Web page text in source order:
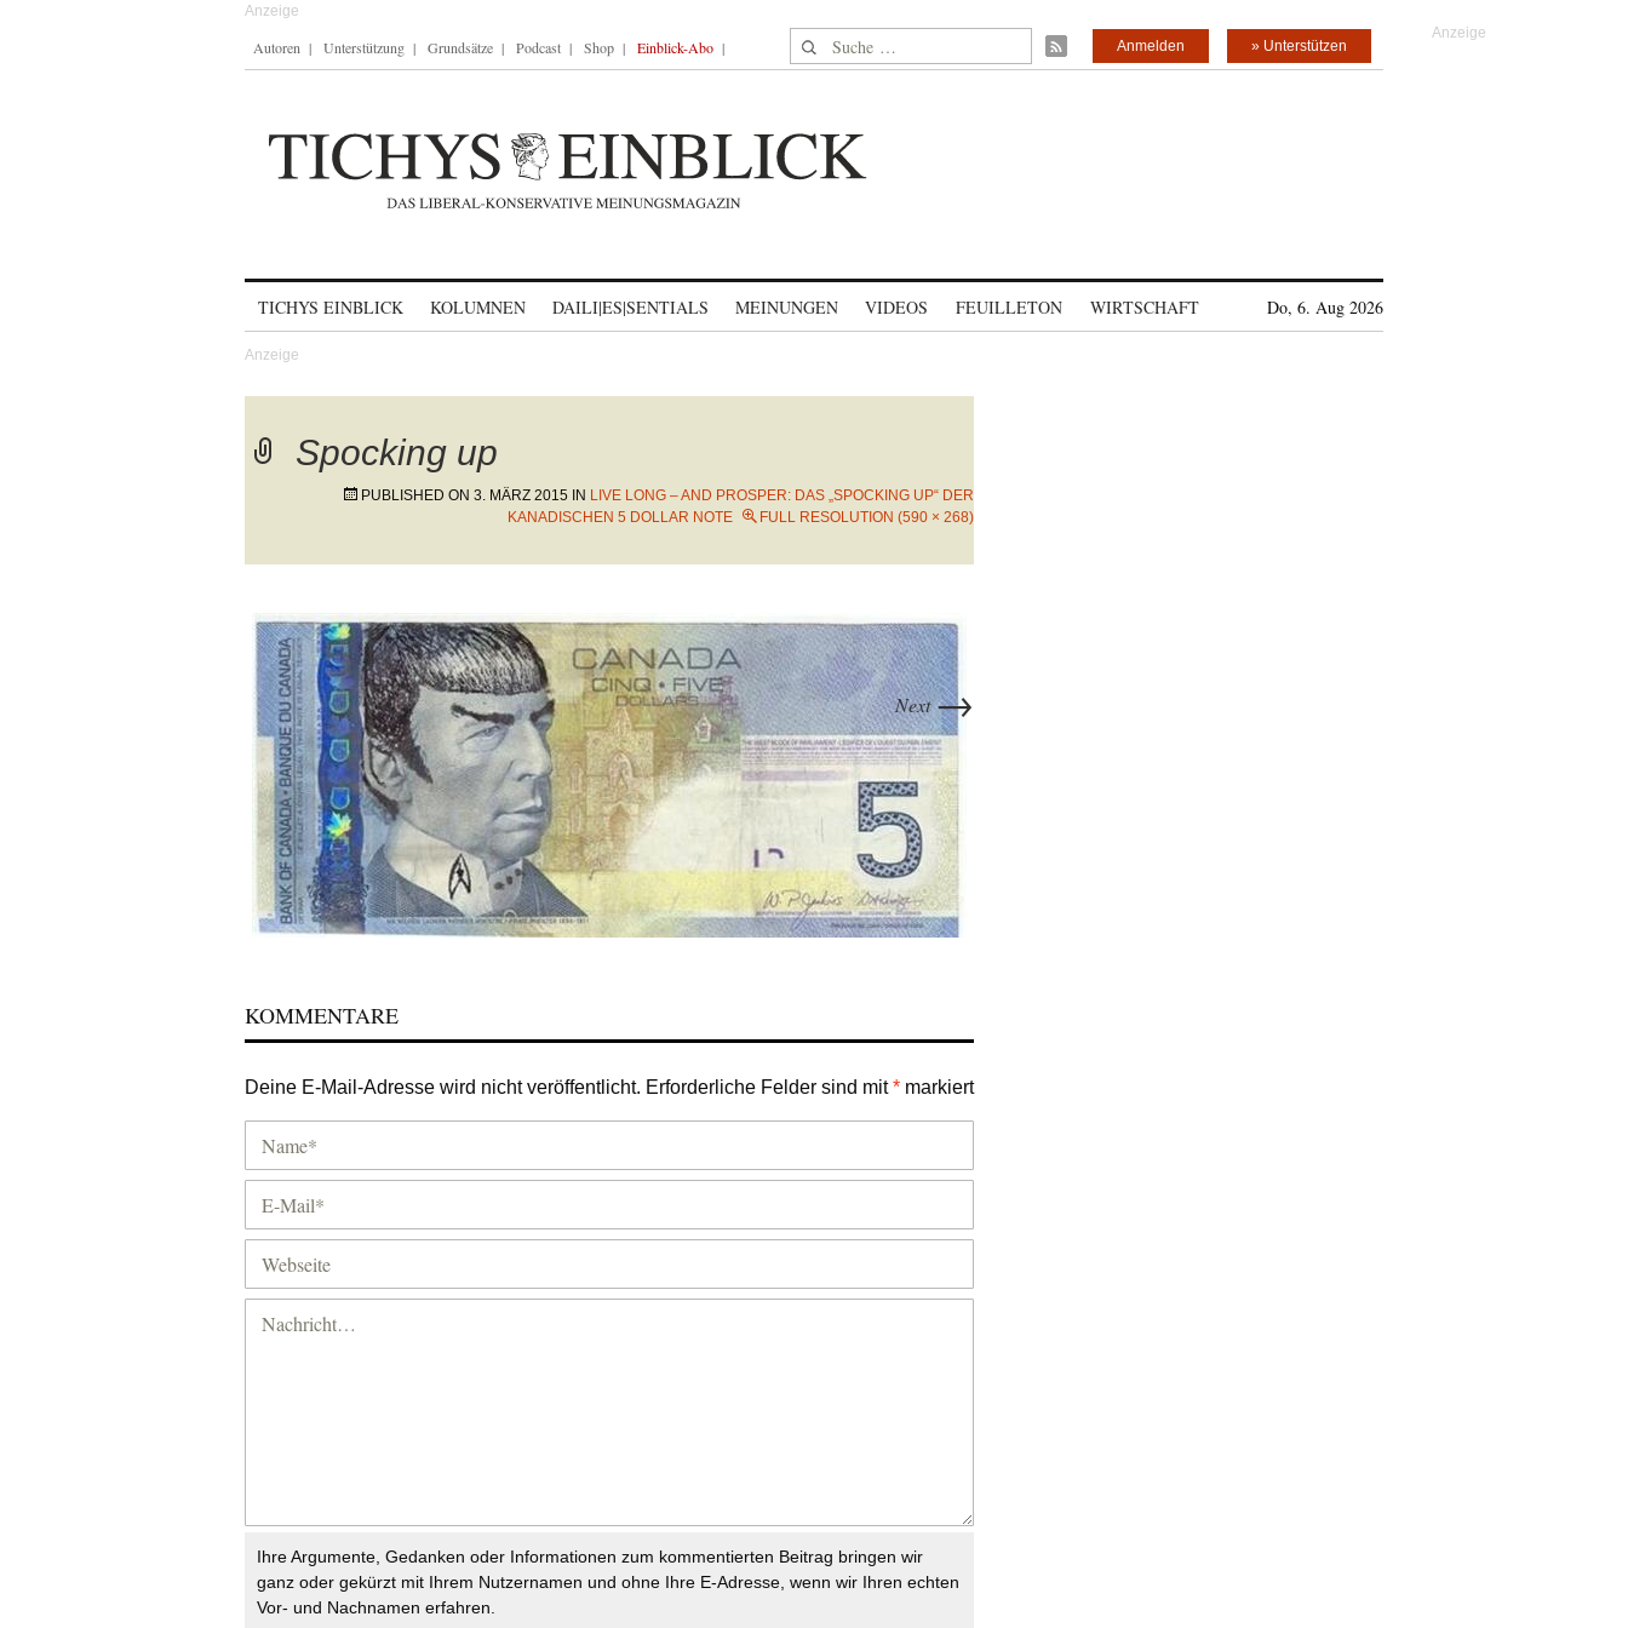
Autoren Unterstützung Grundsätze Podcast Shop Einblick-Abo Suche nach: » Unterstützen
Anmelden
TICHYS EINBLICK KOLUMNEN DAILI|ES|SENTIALS MEINUNGEN VIDEOS FEUILLETON WIRTSCHAFT Do, 6. Aug 2026
Spocking up
PUBLISHED ON 3. MÄRZ 2015 IN LIVE LONG – AND PROSPER: DAS „SPOCKING UP“ DER
KANADISCHEN 5 DOLLAR NOTE
FULL RESOLUTION (590 × 268)
Next→
KOMMENTARE
Deine E-Mail-Adresse wird nicht veröffentlicht. Erforderliche Felder sind mit* markiert
Ihre Argumente, Gedanken oder Informationen zum kommentierten Beitrag bringen wir
ganz oder gekürzt mit Ihrem Nutzernamen und ohne Ihre E-Adresse, wenn wir Ihren echten
Vor- und Nachnamen erfahren.